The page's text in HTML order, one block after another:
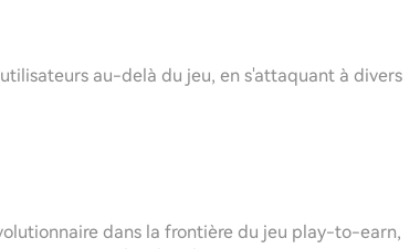
au-delà du jeu, en s'attaquant à divers
dans la frontière du jeu play-to-earn,